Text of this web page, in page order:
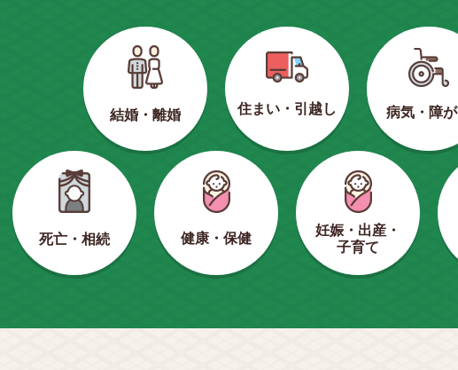
結婚・離婚 住まい・引越し 病気・障
死亡・相続 健康・保健
妊娠・出産・
子育て